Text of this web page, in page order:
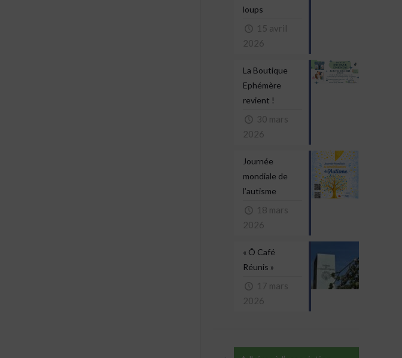
loups
15 avril
2026
La Boutique
Ephémère
revient !
30 mars
2026
Journée
mondiale de
l’autisme
18 mars
2026
« Ô Café
Réunis »
17 mars
2026